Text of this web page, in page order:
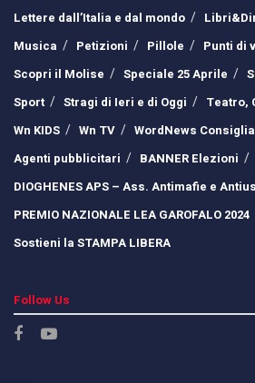
Lettere dall’Italia e dal mondo
Musica
Petizioni Pillole Punti di
Scopri il Molise
Speciale 25 Aprile
Sport
Stragi di Ieri e di Oggi
Teatro,
Wn KIDS
Wn TV WordNews Consiglia
Agenti pubblicitari
BANNER Elezioni
DIOGHENES APS – Ass. Antimafie e
PREMIO NAZIONALE LEA GAROFALO 2024
Sostieni la STAMPA LIBERA
Follow Us